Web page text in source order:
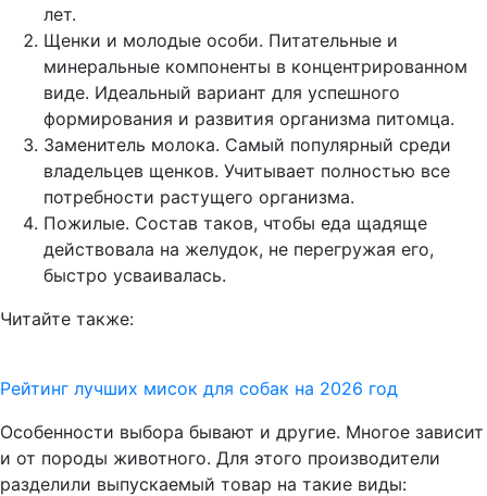
лет.
Щенки и молодые особи. Питательные и
минеральные компоненты в концентрированном
виде. Идеальный вариант для успешного
формирования и развития организма питомца.
Заменитель молока. Самый популярный среди
владельцев щенков. Учитывает полностью все
потребности растущего организма.
Пожилые. Состав таков, чтобы еда щадяще
действовала на желудок, не перегружая его,
быстро усваивалась.
Читайте также:
Рейтинг лучших мисок для собак на 2026 год
Особенности выбора бывают и другие. Многое зависит
и от породы животного. Для этого производители
разделили выпускаемый товар на такие виды: